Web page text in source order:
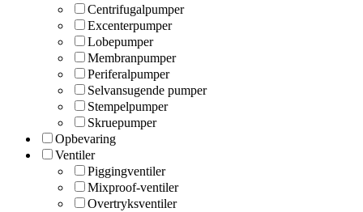
Centrifugalpumper
Excenterpumper
Lobepumper
Membranpumper
Periferalpumper
Selvansugende pumper
Stempelpumper
Skruepumper
Opbevaring
Ventiler
Piggingventiler
Mixproof-ventiler
Overtryksventiler